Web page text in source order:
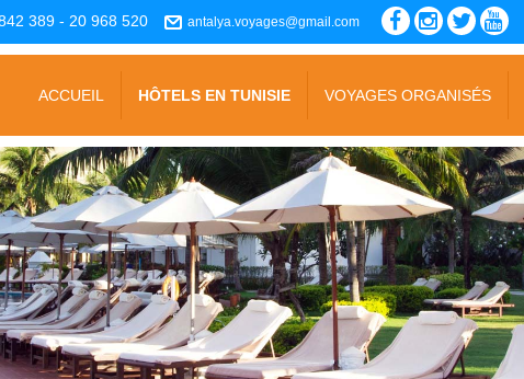
389 - 20 968 520 antalya.voyages@gmail.com
ACCUEIL HÔTELS EN TUNISIE VOYAGES ORGANISÉS